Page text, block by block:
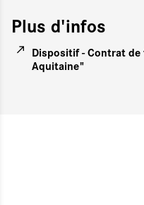
Plus d'infos
Dispositif - Contrat
Aquitaine"